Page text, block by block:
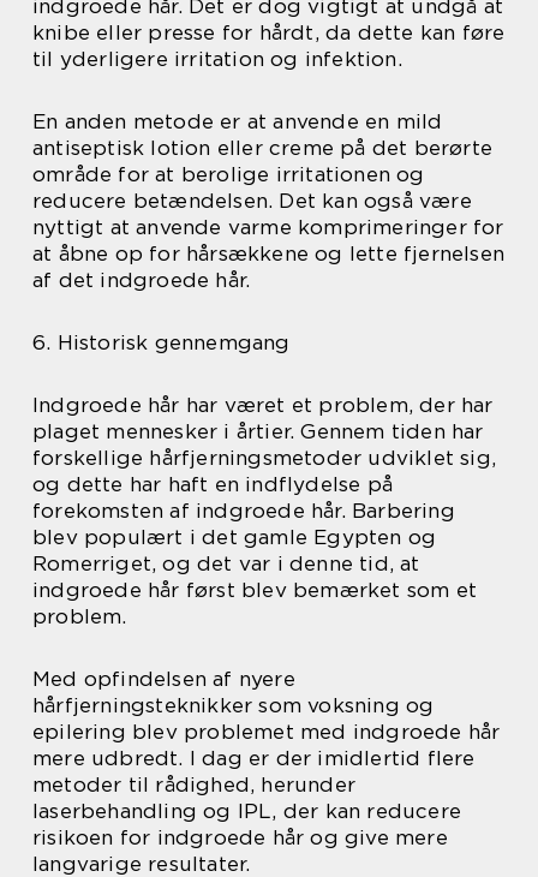
indgroede hår. Det er dog vigtigt at undgå at
knibe eller presse for hårdt, da dette kan føre
til yderligere irritation og infektion.
En anden metode er at anvende en mild
antiseptisk lotion eller creme på det berørte
område for at berolige irritationen og
reducere betændelsen. Det kan også være
nyttigt at anvende varme komprimeringer for
at åbne op for hårsækkene og lette fjernelsen
af det indgroede hår.
6. Historisk gennemgang
Indgroede hår har været et problem, der har
plaget mennesker i årtier. Gennem tiden har
forskellige hårfjerningsmetoder udviklet sig,
og dette har haft en indflydelse på
forekomsten af indgroede hår. Barbering
blev populært i det gamle Egypten og
Romerriget, og det var i denne tid, at
indgroede hår først blev bemærket som et
problem.
Med opfindelsen af nyere
hårfjerningsteknikker som voksning og
epilering blev problemet med indgroede hår
mere udbredt. I dag er der imidlertid flere
metoder til rådighed, herunder
laserbehandling og IPL, der kan reducere
risikoen for indgroede hår og give mere
langvarige resultater.